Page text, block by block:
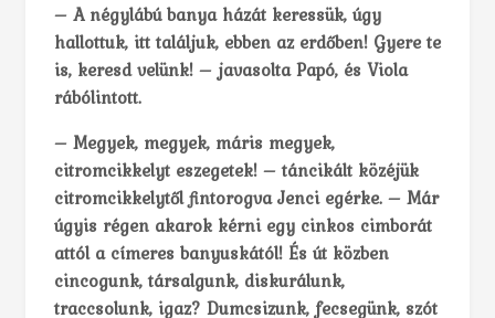
– A négylábú banya házát keressük, úgy
hallottuk, itt találjuk, ebben az erdőben! Gyere te
is, keresd velünk! – javasolta Papó, és Viola
rábólintott.
– Megyek, megyek, máris megyek,
citromcikkelyt eszegetek! – táncikált közéjük
citromcikkelytől fintorogva Jenci egérke. – Már
úgyis régen akarok kérni egy cinkos cimborát
attól a címeres banyuskától! És út közben
cincogunk, társalgunk, diskurálunk,
traccsolunk, igaz? Dumcsizunk, fecsegünk, szót